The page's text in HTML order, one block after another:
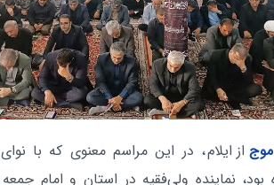
موج از ایلام، در این مراسم معنوی که با
نماینده ولی‌فقیه در استان و امام